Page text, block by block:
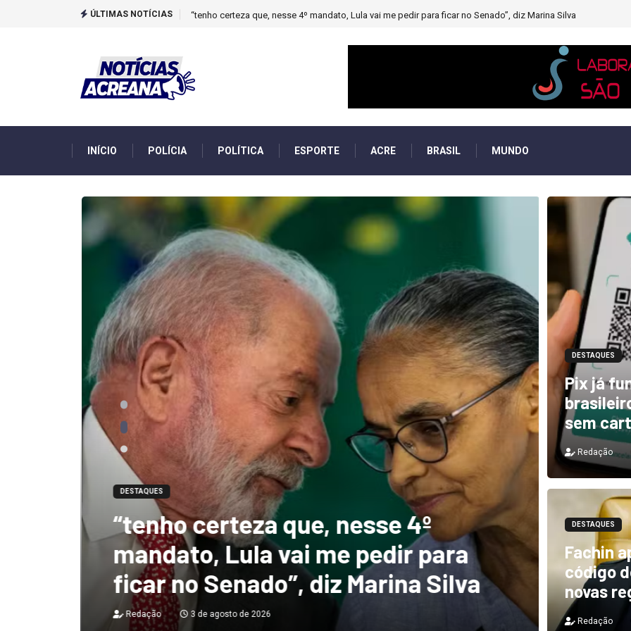
ÚLTIMAS NOTÍCIAS Novo boletim indica El Niño ‘muito forte’ diminuindo chuvas e provocando secas de rios
INÍCIO POLÍCIA POLÍTICA ESPORTE ACRE BRASIL MUNDO
DESTAQUES
“tenho certeza que, nesse 4º
mandato, Lula vai me pedir para
ficar no Senado”, diz Marina Silva
Redação 3 de agosto de 2026
DESTAQUES
DESTAQUES
Pix já
sem
Redação
DESTAQUES
Fachin
código
novas
Redação